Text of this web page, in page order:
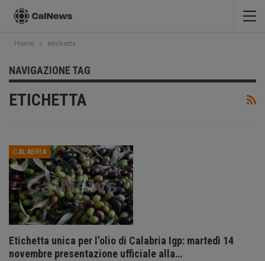
Home etichetta
NAVIGAZIONE TAG
ETICHETTA
CALABRIA
Etichetta unica per l’olio di Calabria Igp: martedì 14
novembre presentazione ufficiale alla…